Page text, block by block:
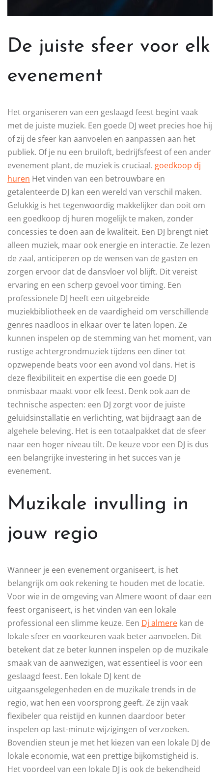
De juiste sfeer voor elk
evenement
Het organiseren van een geslaagd feest begint vaak
met de juiste muziek. Een goede DJ weet precies hoe hij
of zij de sfeer kan aanvoelen en aanpassen aan het
publiek. Of je nu een bruiloft, bedrijfsfeest of een ander
evenement plant, de muziek is cruciaal. goedkoop dj
huren Het vinden van een betrouwbare en
getalenteerde DJ kan een wereld van verschil maken.
Gelukkig is het tegenwoordig makkelijker dan ooit om
een goedkoop dj huren mogelijk te maken, zonder
concessies te doen aan de kwaliteit. Een DJ brengt niet
alleen muziek, maar ook energie en interactie. Ze lezen
de zaal, anticiperen op de wensen van de gasten en
zorgen ervoor dat de dansvloer vol blijft. Dit vereist
ervaring en een scherp gevoel voor timing. Een
professionele DJ heeft een uitgebreide
muziekbibliotheek en de vaardigheid om verschillende
genres naadloos in elkaar over te laten lopen. Ze
kunnen inspelen op de stemming van het moment, van
rustige achtergrondmuziek tijdens een diner tot
opzwepende beats voor een avond vol dans. Het is
deze flexibiliteit en expertise die een goede DJ
onmisbaar maakt voor elk feest. Denk ook aan de
technische aspecten: een DJ zorgt voor de juiste
geluidsinstallatie en verlichting, wat bijdraagt aan de
algehele beleving. Het is een totaalpakket dat de sfeer
naar een hoger niveau tilt. De keuze voor een DJ is dus
een belangrijke investering in het succes van je
evenement.
Muzikale invulling in
jouw regio
Wanneer je een evenement organiseert, is het
belangrijk om ook rekening te houden met de locatie.
Voor wie in de omgeving van Almere woont of daar een
feest organiseert, is het vinden van een lokale
professional een slimme keuze. Een Dj almere kan de
lokale sfeer en voorkeuren vaak beter aanvoelen. Dit
betekent dat ze beter kunnen inspelen op de muzikale
smaak van de aanwezigen, wat essentieel is voor een
geslaagd feest. Een lokale DJ kent de
uitgaansgelegenheden en de muzikale trends in de
regio, wat hen een voorsprong geeft. Ze zijn vaak
flexibeler qua reistijd en kunnen daardoor beter
inspelen op last-minute wijzigingen of verzoeken.
Bovendien steun je met het kiezen van een lokale DJ de
lokale economie, wat een prettige bijkomstigheid is.
Het voordeel van een lokale DJ is ook de bekendheid